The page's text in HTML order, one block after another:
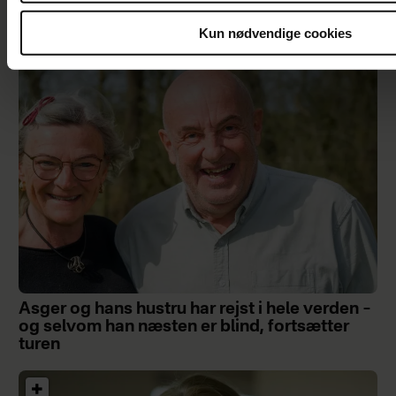
Kun nødvendige cookies
Asger og hans hustru har rejst i hele verden –
og selvom han næsten er blind, fortsætter
turen